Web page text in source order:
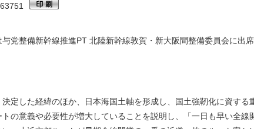
党整備新幹線推進PT 北陸新幹線敦賀・新大阪間整備委員会に出席
定した経緯のほか、日本海国土軸を形成し、国土強靭化に資する
の意義や必要性が増大していることを説明し、「一日も早い全線